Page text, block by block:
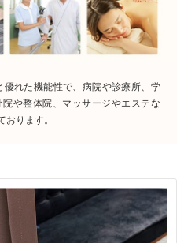
れた機能性で、病院や診療所、学
や整体院、マッサージやエステな
ります。